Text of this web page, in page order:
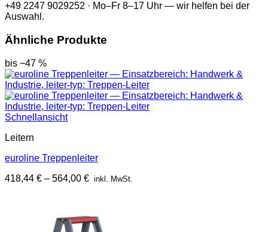
+49 2247 9029252 · Mo–Fr 8–17 Uhr — wir helfen bei der
Auswahl.
Ähnliche Produkte
bis −47 %
Schnellansicht
Leitern
euroline Treppenleiter
418,44 € – 564,00 € inkl. MwSt.